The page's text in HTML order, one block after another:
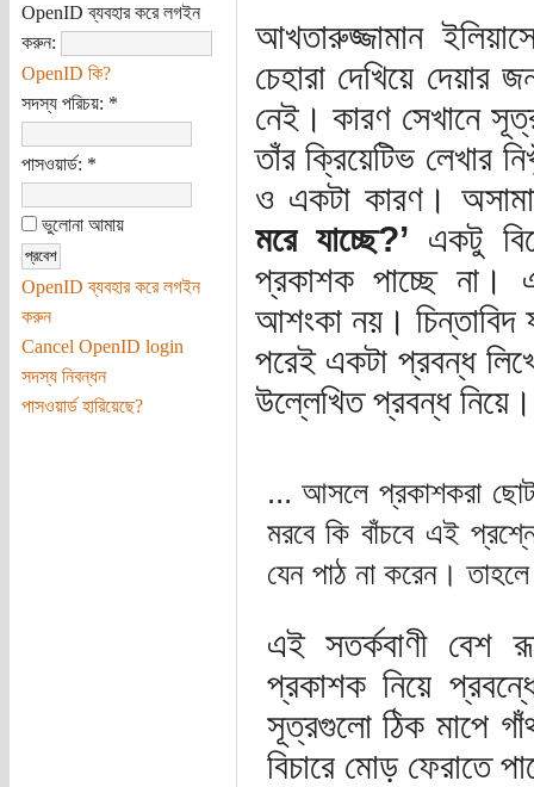
OpenID ব্যবহার করে লগইন
করুন:
OpenID কি?
সদস্য পরিচয়: *
পাসওয়ার্ড: *
ভুলোনা আমায়
OpenID ব্যবহার করে লগইন
করুন
Cancel OpenID login
সদস্য নিবন্ধন
পাসওয়ার্ড হারিয়েছে?
আখতারুজ্জামান
চেহারা দেখিয়ে
নেই। কারণ সেখানে
তাঁর ক্রিয়েটিভ লেখার
ও একটা কারণ।
মরে যাচ্ছে?’ একটু
প্রকাশক পাচ্ছে
আশংকা নয়। চিন্তাবিদ
পরেই একটা প্রবন্ধ
উল্লেখিত প্রবন্ধ
... আসলে প্রকাশকরা
মরবে কি বাঁচবে এই
যেন পাঠ না করেন।
এই সতর্কবাণী বেশ
প্রকাশক নিয়ে
সূত্রগুলো ঠিক মাপে
বিচারে মোড় ফেরাতে